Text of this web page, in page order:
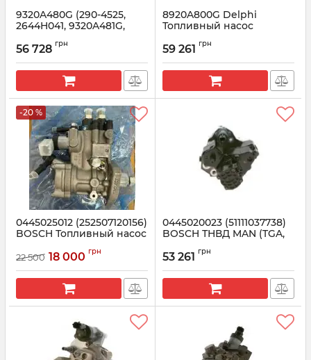
9320A480G (290-4525,
2644H041, 9320A481G,
Топливный насос
Артикул: 9320A480G
56 728 грн
8920A800G Delphi
Топливный насос
2200
Артикул: 8920A800G
59 261 грн
-20 %
0445025012 (252507120156)
BOSCH Топливный насос
Артикул: 0445025012
22 500 18 000 грн
0445020023 (51111037738)
BOSCH ТНВД MAN (TGA,
Артикул: 0445020023
53 261 грн